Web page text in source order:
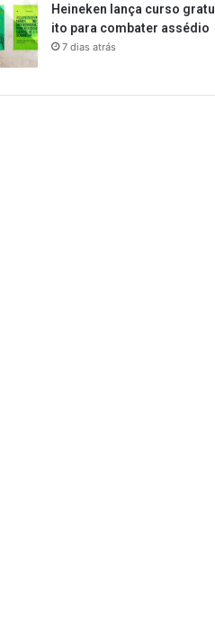
Heineken lança curso gratu
ito para combater assédio
7 dias atrás